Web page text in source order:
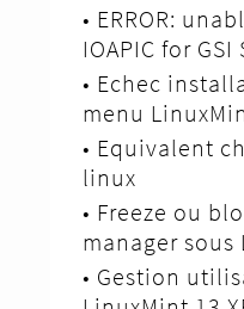
• ERROR:
IOAPIC for GSI
• Echec
menu
• Equivalent
linux
• Freeze ou
manager sous
• Gestion